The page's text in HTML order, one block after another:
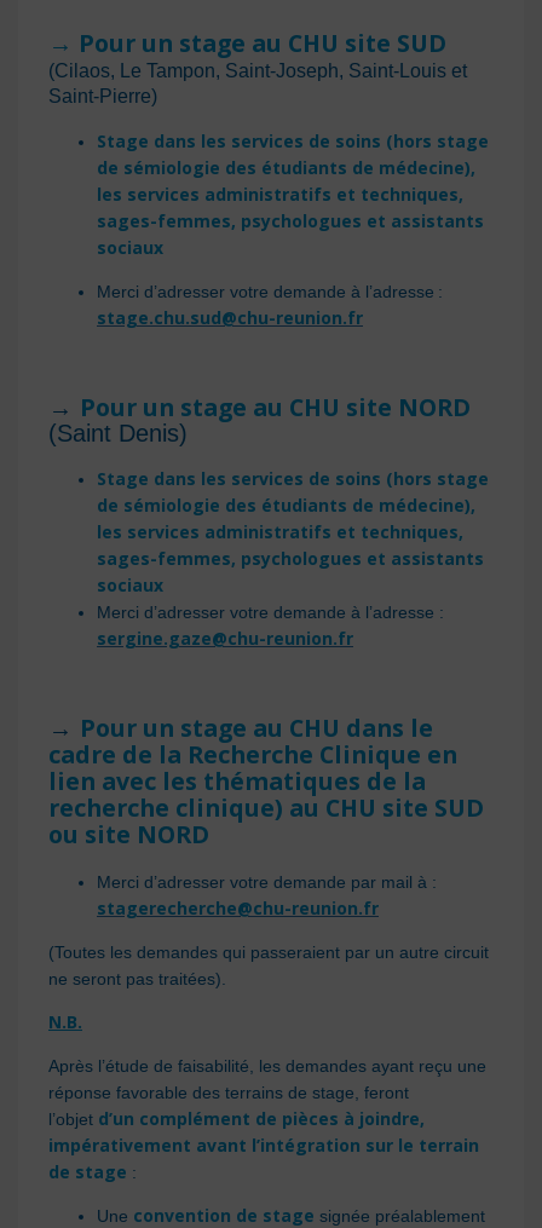
→ Pour un stage au CHU site SUD
(Cilaos, Le Tampon, Saint-Joseph, Saint-Louis et
Saint-Pierre)
Stage dans les services de soins (hors stage
de sémiologie des étudiants de médecine),
les services administratifs et techniques,
sages-femmes, psychologues et assistants
sociaux
Merci d’adresser votre demande à l’adresse :
stage.chu.sud@chu-reunion.fr
→ Pour un stage au CHU site NORD
(Saint Denis)
Stage dans les services de soins (hors stage
de sémiologie des étudiants de médecine),
les services administratifs et techniques,
sages-femmes, psychologues et assistants
sociaux
Merci d’adresser votre demande à l’adresse :
sergine.gaze@chu-reunion.fr
→ Pour un stage au CHU dans le
cadre de la Recherche Clinique en
lien avec les thématiques de la
recherche clinique) au CHU site SUD
ou site NORD
Merci d’adresser votre demande par mail à :
stagerecherche@chu-reunion.fr
(Toutes les demandes qui passeraient par un autre circuit
ne seront pas traitées).
N.B.
Après l’étude de faisabilité, les demandes ayant reçu une
réponse favorable des terrains de stage, feront
l’objet d’un complément de pièces à joindre,
impérativement avant l’intégration sur le terrain
de stage :
Une convention de stage signée préalablement